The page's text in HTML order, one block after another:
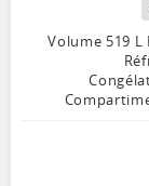
Volume 519 L